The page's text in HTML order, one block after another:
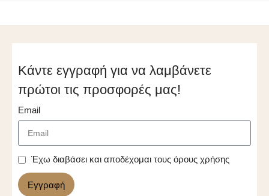
Κάντε εγγραφή για να λαμβάνετε
πρώτοι τις προσφορές μας!
Email
Έχω διαβάσει και αποδέχομαι τους όρους χρήσης
Εγγραφή